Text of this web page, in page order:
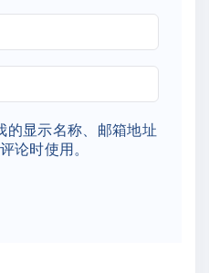
的显示名称、邮箱地址
论时使用。